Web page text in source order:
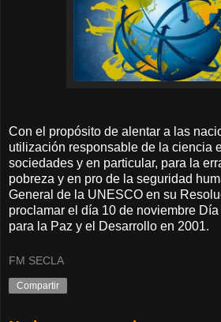
Con el propósito de alentar a las
utilización responsable de la ciencia
sociedades y en particular, para la
pobreza y en pro de la seguridad
General de la UNESCO en su
proclamar el día 10 de noviembre
para la Paz y el Desarrollo en 2001.
FM SECLA
Compartir